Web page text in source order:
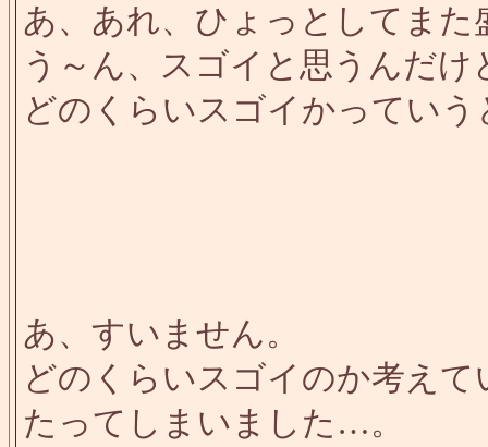
あ、あれ、ひょっとしてま
う～ん、スゴイと思うんだけ
どのくらいスゴイかっていう
あ、すいません。
どのくらいスゴイのか考え
たってしまいました…。